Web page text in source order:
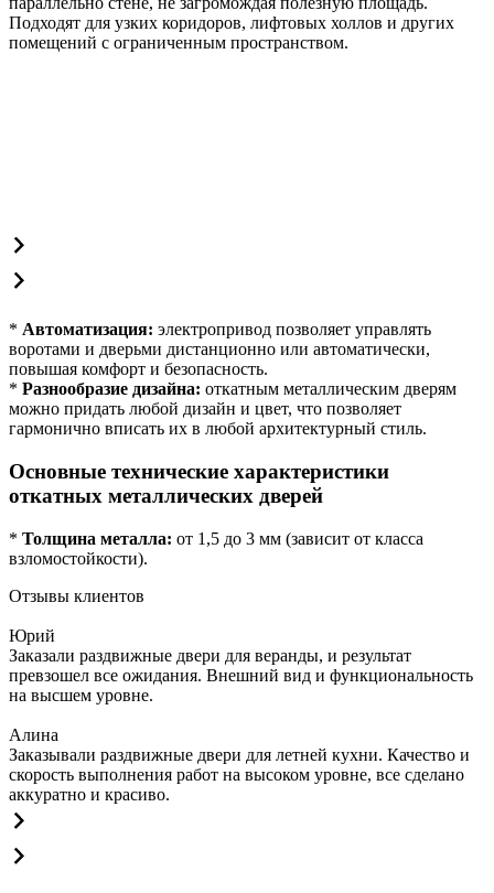
Подходят для узких коридоров, лифтовых холлов и других
помещений с ограниченным пространством.
* Автоматизация: электропривод позволяет управлять
воротами и дверьми дистанционно или автоматически,
повышая комфорт и безопасность.
* Разнообразие дизайна: откатным металлическим дверям
можно придать любой дизайн и цвет, что позволяет
гармонично вписать их в любой архитектурный стиль.
Основные технические характеристики
откатных металлических дверей
* Толщина металла: от 1,5 до 3 мм (зависит от класса
взломостойкости).
Отзывы клиентов
Юрий
Заказали раздвижные двери для веранды, и результат
превзошел все ожидания. Внешний вид и функциональность
на высшем уровне.
Алина
Заказывали раздвижные двери для летней кухни. Качество и
скорость выполнения работ на высоком уровне, все сделано
аккуратно и красиво.